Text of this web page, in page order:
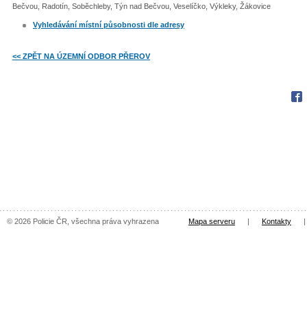
Bečvou, Radotín, Soběchleby, Týn nad Bečvou, Veselíčko, Výkleky, Žákovice
Vyhledávání místní působnosti dle adresy
<< ZPĚT NA ÚZEMNÍ ODBOR PŘEROV
© 2026 Policie ČR, všechna práva vyhrazena Mapa serveru | Kontakty |